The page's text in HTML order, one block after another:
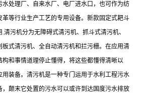
水处理厂、自来水厂、电厂进水口，也可作为纺
革等行业生产工艺的专用设备。新款固定式耙斗
清污机分为无障碍式清污机、抓斗式清污机、
板式清污机、全自动清污机和拦污栅。在应用清
构和事情道理停止懂得，将这些都懂得清晰以
用装备。清污机是一种专门运用于水利工程污水
，颠末它处置的污水可以或许到达国度污水排放